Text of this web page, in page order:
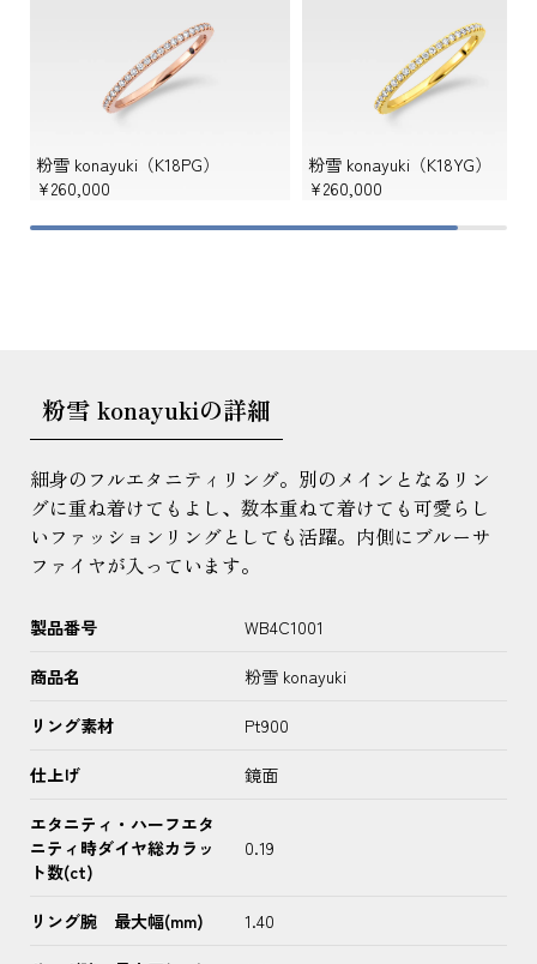
粉雪 konayuki（K18PG）
¥260,000
粉雪 konayuki（K18YG）
¥260,000
粉雪 konayukiの詳細
細身のフルエタニティリング。別のメインとなるリン
グに重ね着けてもよし、数本重ねて着けても可愛らし
いファッションリングとしても活躍。内側にブルーサ
ファイヤが入っています。
製品番号 WB4C1001
商品名 粉雪 konayuki
リング素材 Pt900
仕上げ 鏡面
エタニティ・ハーフエタ
ニティ時ダイヤ総カラッ
ト数(ct)
0.19
リング腕 最大幅(mm) 1.40